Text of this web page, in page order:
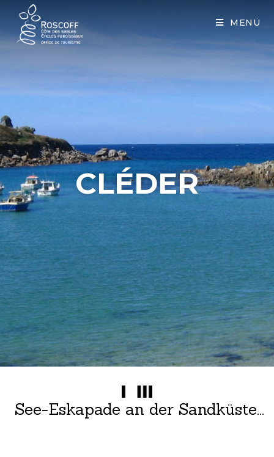
MENÜ
CLÉDER
See-Eskapade an der Sandküste...
Cookies management panel